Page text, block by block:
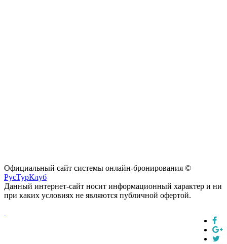
Официальный сайт системы онлайн-бронирования ©
РусТурКлуб
Данный интернет-сайт носит информационный характер и ни
при каких условиях не являются публичной офертой.